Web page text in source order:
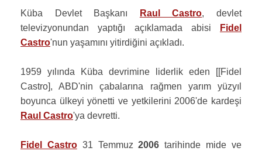
Küba Devlet Başkanı Raul Castro, devlet
televizyonundan yaptığı açıklamada abisi
Fidel
Castro'nun yaşamını yitirdiğini açıkladı.
1959 yılında Küba devrimine liderlik eden [[Fidel
Castro], ABD'nin çabalarına rağmen yarım yüzyıl
boyunca ülkeyi yönetti ve yetkilerini 2006'de kardeşi
Raul Castro'ya devretti.
Fidel Castro31 Temmuz2006 tarihinde mide ve